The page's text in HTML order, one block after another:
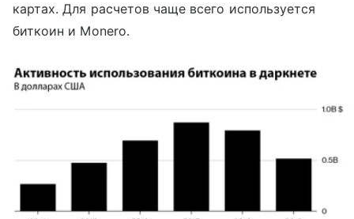
картах. Для расчетов чаще всего используется
биткоин и Monero.